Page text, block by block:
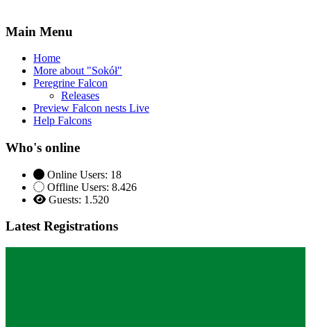
Main Menu
Home
More about "Sokół"
Peregrine Falcon
Releases
Preview Falcon nests Live
Help Falcons
Who's online
Online Users: 18
Offline Users: 8.426
Guests: 1.520
Latest Registrations